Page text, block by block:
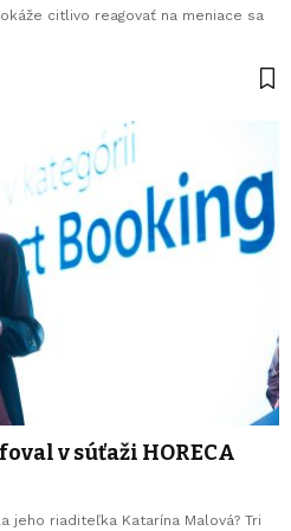
citlivo reagovať na meniace sa
v súťaži HORECA
jeho riaditeľka Katarína Malová? Tri